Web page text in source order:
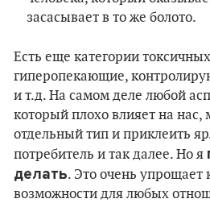
засасывает в то же болото.
Есть еще категории
гиперопекающие,
и т.д. На самом деле любой
который плохо влияет на
отдельный тип и приклеить
потребитель и так далее. Но я
делать. Это очень упрощает
возможности для любых